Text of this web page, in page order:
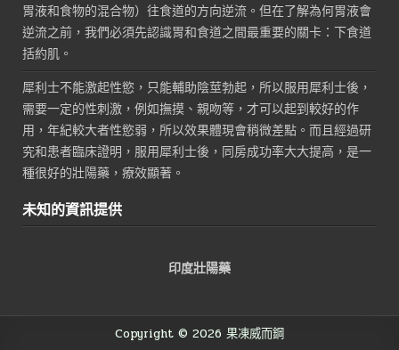
胃液和食物的混合物）往食道的方向逆流。但在了解為何胃液會
逆流之前，我們必須先認識胃和食道之間最重要的關卡：下食道
括約肌。
犀利士不能激起性慾，只能輔助陰莖勃起，所以服用犀利士後，
需要一定的性刺激，例如撫摸、親吻等，才可以起到較好的作
用，年紀較大者性慾弱，所以效果體現會稍微差點。而且經過研
究和患者臨床證明，服用犀利士後，同房成功率大大提高，是一
種很好的壯陽藥，療效顯著。
未知的資訊提供
印度壯陽藥
Copyright © 2026 果凍威而鋼